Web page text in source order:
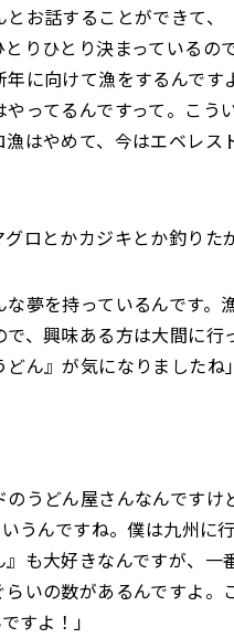
お話することができて、
りひとり決まっているの
に向けて漁をするんです
ってるんですって。こう
はやめて、今はエベレ
グロとかカジキとか釣りた
な夢を持っているんです。
、興味ある方は大間に行
ん』が気になりましたね」
のうどん屋さんなんです
うんですね。僕は九州に
も大好きなんですが、
いの数があるんですよ。
すよ！」